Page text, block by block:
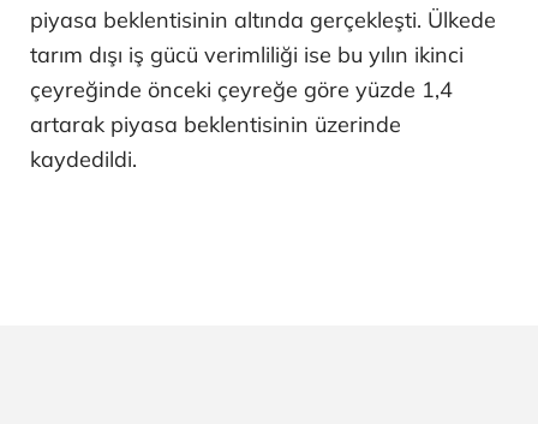
piyasa beklentisinin altında gerçekleşti. Ülkede
tarım dışı iş gücü verimliliği ise bu yılın ikinci
çeyreğinde önceki çeyreğe göre yüzde 1,4
artarak piyasa beklentisinin üzerinde
kaydedildi.